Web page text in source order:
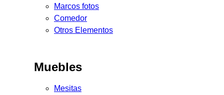
Marcos fotos
Comedor
Otros Elementos
Muebles
Mesitas